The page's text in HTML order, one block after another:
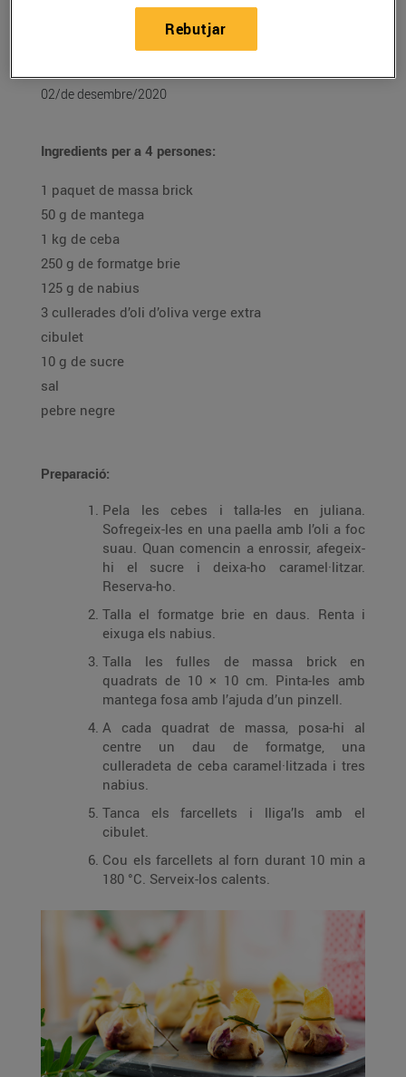
formatge brie i ceba
02/de desembre/2020
Ingredients per a 4 persones:
1 paquet de massa brick
50 g de mantega
1 kg de ceba
250 g de formatge brie
125 g de nabius
3 cullerades d’oli d’oliva verge extra
cibulet
10 g de sucre
sal
pebre negre
Preparació:
Pela les cebes i talla-les en juliana.
Sofregeix-les en una paella amb l’oli a foc
suau. Quan comencin a enrossir, afegeix-
hi el sucre i deixa-ho caramel·litzar.
Reserva-ho.
Talla el formatge brie en daus. Renta i
eixuga els nabius.
Talla les fulles de massa brick en
quadrats de 10 × 10 cm. Pinta-les amb
mantega fosa amb l’ajuda d’un pinzell.
A cada quadrat de massa, posa-hi al
centre un dau de formatge, una
culleradeta de ceba caramel·litzada i tres
nabius.
Tanca els farcellets i lliga’ls amb el
cibulet.
Cou els farcellets al forn durant 10 min a
180 °C. Serveix-los calents.
Rebutjar